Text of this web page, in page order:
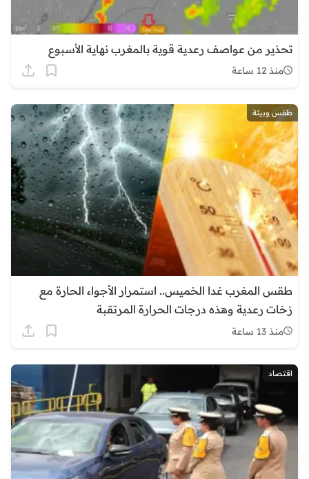
تحذير من عواصف رعدية قوية بالمغرب نهاية الأسبوع
منذ 12 ساعة
طقس وبيئة
طقس المغرب غدا الخميس.. استمرار الأجواء الحارة مع
زخات رعدية وهذه درجات الحرارة المرتقبة
منذ 13 ساعة
اقتصاد